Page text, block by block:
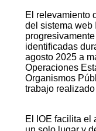
El relevamiento
del sistema web
identificadas
agosto 2025 a
Operaciones
Organismos
trabajo
El IOE facilita el